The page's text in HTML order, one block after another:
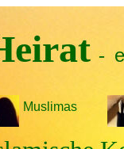
-
Muslimas